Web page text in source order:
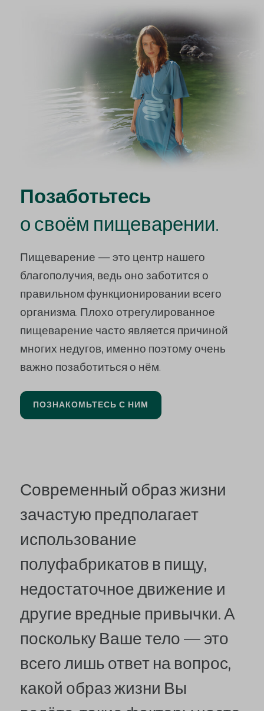
Пищеварение — это центр нашего
благополучия, ведь оно заботится о
правильном функционировании всего
организма. Плохо отрегулированное
пищеварение часто является причиной
многих недугов, именно поэтому очень
важно позаботиться о нём.
ПОЗНАКОМЬТЕСЬ С НИМ
Позаботьтесь
о своём пищеварении.
Современный образ жизни
зачастую предполагает
использование
полуфабрикатов в пищу,
недостаточное движение и
другие вредные привычки. А
поскольку Ваше тело — это
всего лишь ответ на вопрос,
какой образ жизни Вы